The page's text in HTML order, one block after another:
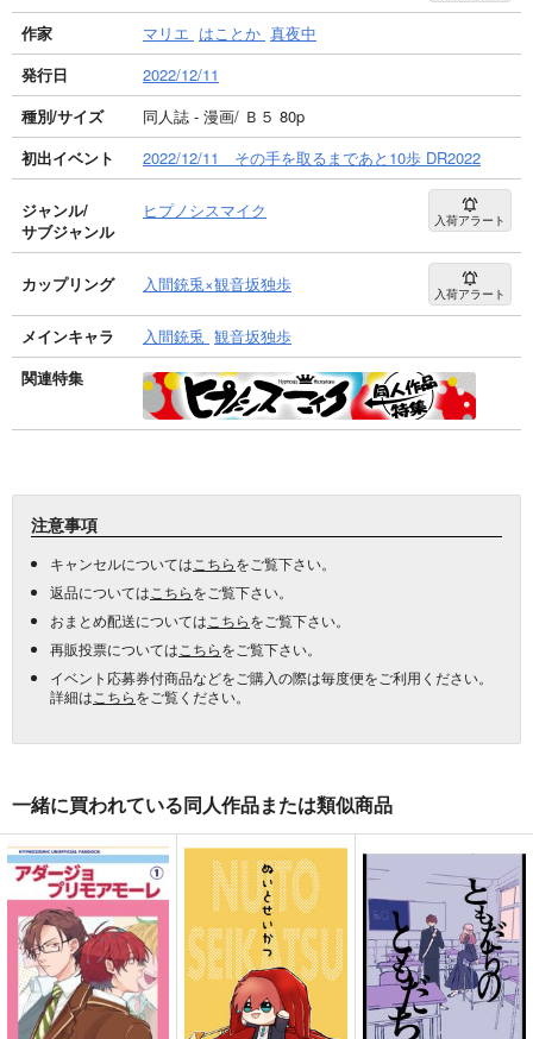
作家 マリエ はことか 真夜中
発行日
2022/12/11
種別/サイズ
同人誌 - 漫画/ Ｂ５ 80p
初出イベント
2022/12/11 その手を取るまであと10歩 DR2022
ジャンル/
サブジャンル
ヒプノシスマイク 入荷アラート
カップリング 入間銃兎×観音坂独歩 入荷アラート
メインキャラ 入間銃兎 観音坂独歩
関連特集
注意事項
キャンセルについては こちらをご覧下さい。
返品については こちらをご覧下さい。
おまとめ配送については こちらをご覧下さい。
再販投票については こちらをご覧下さい。
イベント応募券付商品などをご購入の際は毎度便をご利用ください。
詳細は こちらをご覧ください。
一緒に買われている同人作品または類似商品